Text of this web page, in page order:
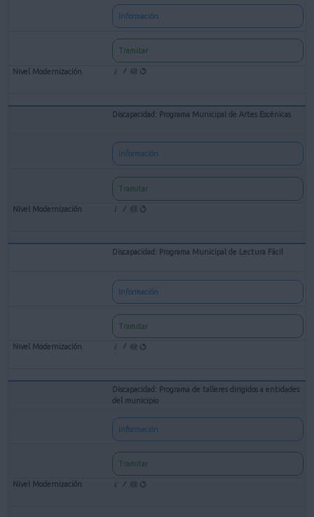
Información
Tramitar
Discapacidad: Programa Municipal de Artes Escénicas
Información
Tramitar
Discapacidad: Programa Municipal de Lectura Fácil
Información
Tramitar
Discapacidad: Programa de talleres dirigidos a entidades
del municipio
Información
Tramitar